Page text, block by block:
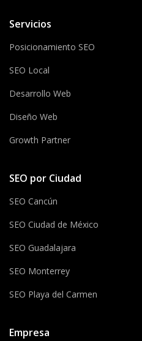
Servicios
Posicionamiento SEO
SEO Local
Desarrollo Web
Diseño Web
Growth Partner
SEO por Ciudad
SEO Cancún
SEO Ciudad de México
SEO Guadalajara
SEO Monterrey
SEO Playa del Carmen
Empresa